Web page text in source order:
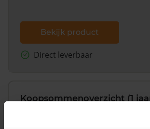
Bekijk product
Direct leverbaar
Koopsommenoverzicht (1